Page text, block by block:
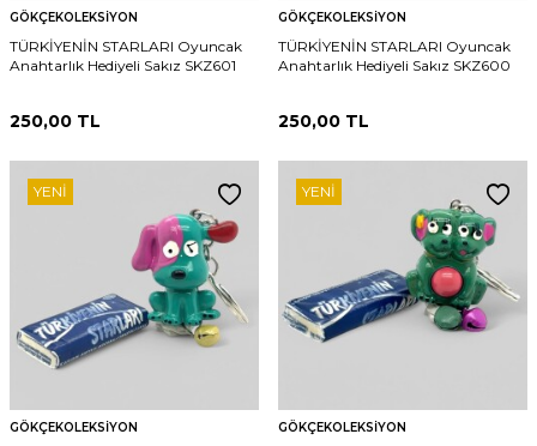
GÖKÇEKOLEKSIYON
TÜRKİYENİN STARLARI Oyuncak
Anahtarlık Hediyeli Sakız SKZ601
250,00 TL
GÖKÇEKOLEKSIYON
TÜRKİYENİN STARLARI Oyuncak
Anahtarlık Hediyeli Sakız SKZ600
250,00 TL
YENI
GÖKÇEKOLEKSIYON
YENI
GÖKÇEKOLEKSIYON